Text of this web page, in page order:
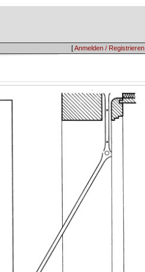
[Anmelden / Registrieren